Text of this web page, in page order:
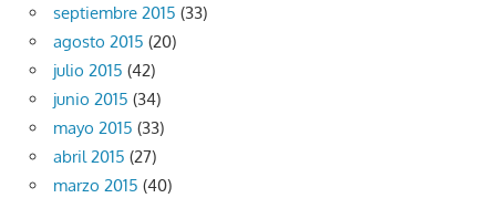
septiembre 2015 (33)
agosto 2015 (20)
julio 2015 (42)
junio 2015 (34)
mayo 2015 (33)
abril 2015 (27)
marzo 2015 (40)